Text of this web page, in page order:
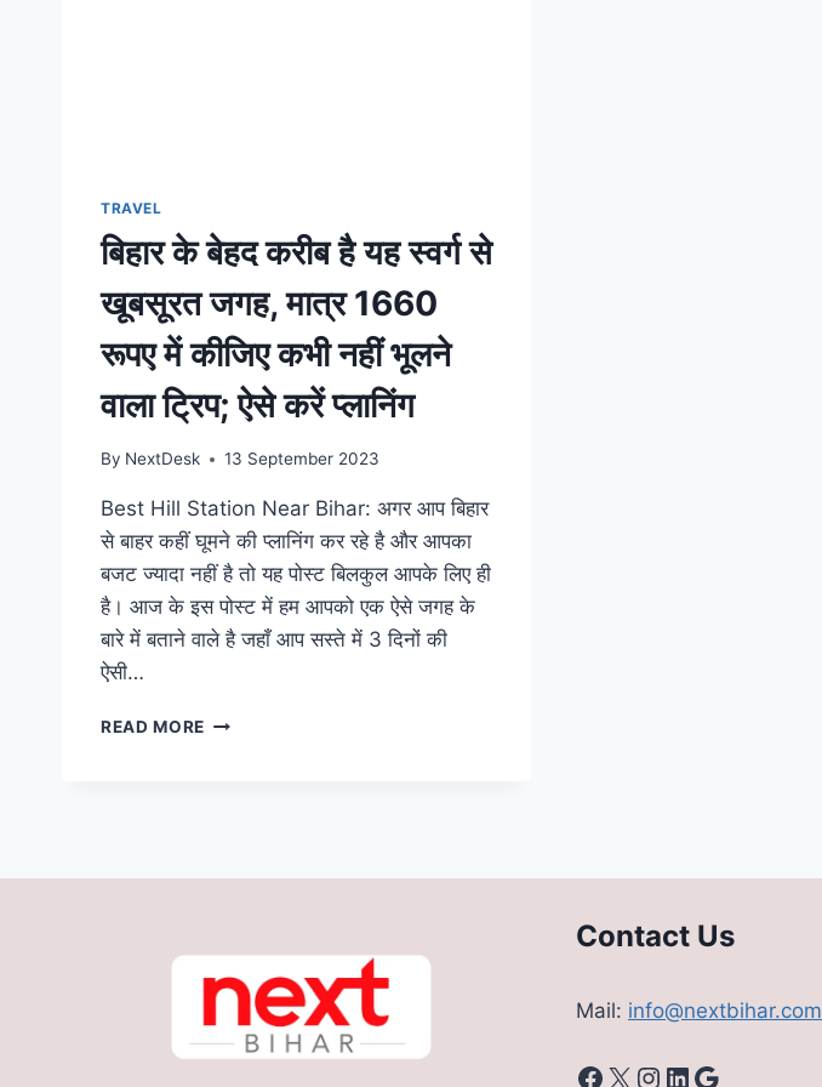
TRAVEL
बिहार के बेहद करीब है यह स्वर्ग से
खूबसूरत जगह, मात्र 1660
रूपए में कीजिए कभी नहीं भूलने
वाला ट्रिप; ऐसे करें प्लानिंग
By NextDesk 13 September 2023
Best Hill Station Near Bihar: अगर आप बिहार
से बाहर कहीं घूमने की प्लानिंग कर रहे है और आपका
बजट ज्यादा नहीं है तो यह पोस्ट बिलकुल आपके लिए ही
है। आज के इस पोस्ट में हम आपको एक ऐसे जगह के
बारे में बताने वाले है जहाँ आप सस्ते में 3 दिनों की
ऐसी…
READ MORE बिहार
स्वर्ग
मात्र
1660
रूपए
Contact Us
Mail: info@nextbihar.com
Facebook
X Instagram
LinkedIn
Google